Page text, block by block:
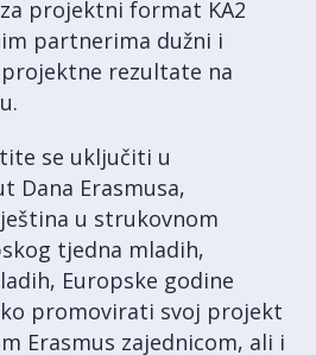
projektni format KA2
partnerima dužni i
rezultate na
se uključiti u
Dana Erasmusa,
u strukovnom
tjedna mladih,
Europske godine
promovirati svoj projekt
Erasmus zajednicom, ali i